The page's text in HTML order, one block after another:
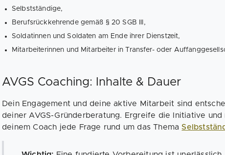
Selbstständige,
Berufsrückkehrende gemäß § 20 SGB III,
Soldatinnen und Soldaten am Ende ihrer Dienstzeit,
Mitarbeiterinnen und Mitarbeiter in Transfer- oder
AVGS Coaching: Inhalte & Dauer
Dein Engagement und deine aktive Mitarbeit sind
deiner AVGS-Gründerberatung. Ergreife die Initiative
deinem Coach jede Frage rund um das Thema